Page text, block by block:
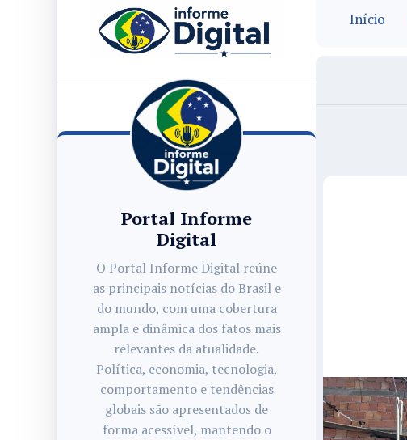
Portal Informe
Digital
O Portal Informe Digital reúne
as principais notícias do Brasil e
do mundo, com uma cobertura
ampla e dinâmica dos fatos mais
relevantes da atualidade.
Política, economia, tecnologia,
comportamento e tendências
globais são apresentados de
forma acessível, mantendo o
Início